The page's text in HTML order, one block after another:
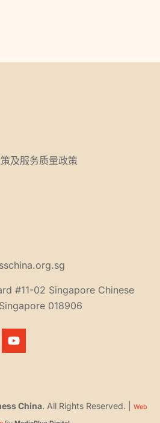
及服务质量政策
#11-02 Singapore Chinese
018906
China. All Rights Reserved. | Web